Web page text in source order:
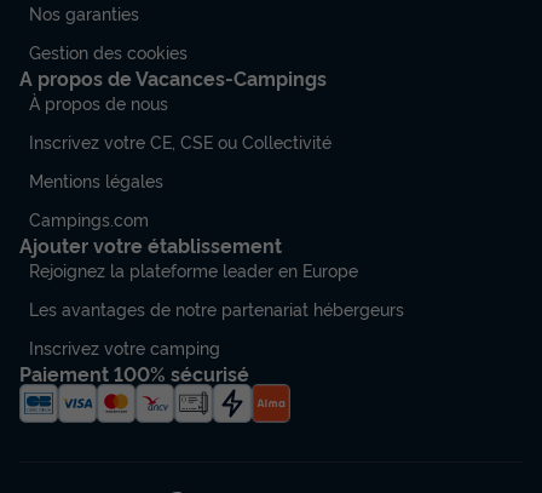
Nos garanties
Gestion des cookies
A propos de Vacances-Campings
À propos de nous
Inscrivez votre CE, CSE ou Collectivité
Mentions légales
Campings.com
Ajouter votre établissement
Rejoignez la plateforme leader en Europe
Les avantages de notre partenariat hébergeurs
Inscrivez votre camping
Paiement 100% sécurisé